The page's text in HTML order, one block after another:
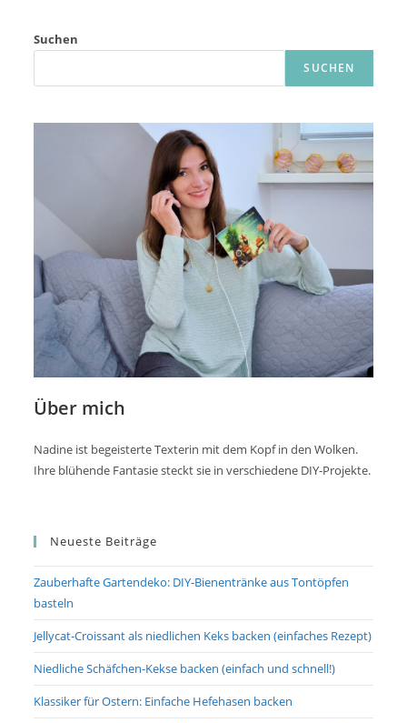
Suchen
SUCHEN
Über mich
Nadine ist begeisterte Texterin mit dem Kopf in den Wolken.
Ihre blühende Fantasie steckt sie in verschiedene DIY-Projekte.
Neueste Beiträge
Zauberhafte Gartendeko: DIY-Bienentränke aus Tontöpfen
basteln
Jellycat-Croissant als niedlichen Keks backen (einfaches Rezept)
Niedliche Schäfchen-Kekse backen (einfach und schnell!)
Klassiker für Ostern: Einfache Hefehasen backen